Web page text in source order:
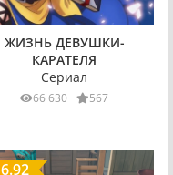
ЖИЗНЬ ДЕВУШКИ-
КАРАТЕЛЯ
Сериал
66 630 567
6.92